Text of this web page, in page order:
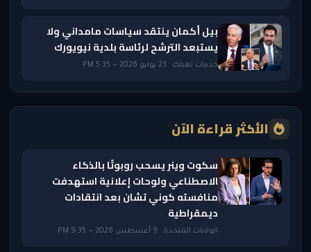
بيل أكمان ينتقد سياسات مامداني ولا
يستبعد الترشح لرئاسة بلدية نيويورك
خدمات تهمك · 23 يوليو 2026 — 5:35 PM
الأكثر قراءة الآن
سكوت وينر يسحب روبوتًا بالذكاء
الاصطناعي ولوحات إعلانية استهدفت
منافسته كوني تشان بعد انتقادات
ديمقراطية
الولايات المتحدة · 9 أغسطس 2026 — 9:35 PM